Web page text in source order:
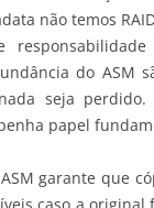
não temos
do ASM
seja perdido.
papel
garante que